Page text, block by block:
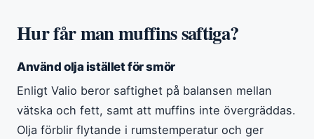
Hur får man muffins saftiga?
Använd olja istället för smör
Enligt Valio beror saftighet på balansen mellan
vätska och fett, samt att muffins inte övergräddas.
Olja förblir flytande i rumstemperatur och ger